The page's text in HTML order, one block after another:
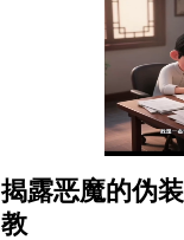
揭露恶魔的伪
教